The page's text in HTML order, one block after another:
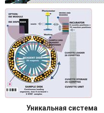
Уникальная система